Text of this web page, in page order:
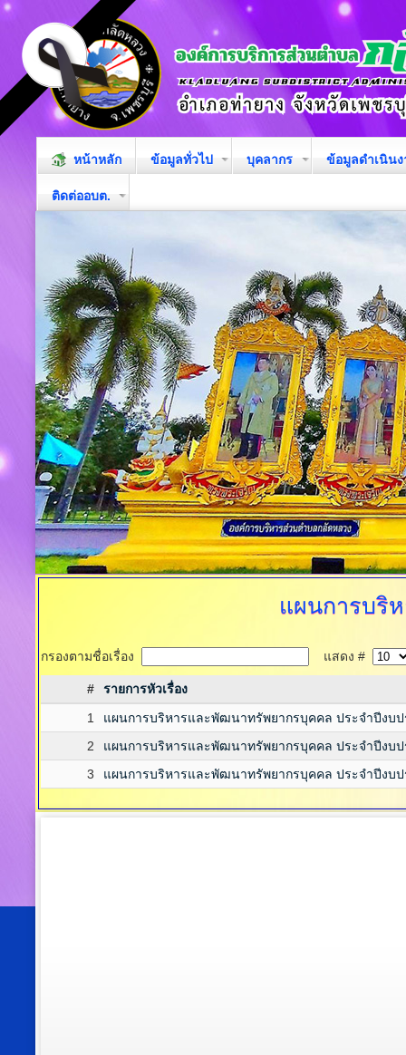
หน้าหลัก ข้อมูลทั่วไป บุคลากร ข้อมูลดำเนิน
ติดต่ออบต.
แผนการบริ
กรองตามชื่อเรื่อง แสดง #
#
รายการหัวเรื่อง
1
แผนการบริหารและพัฒนาทรัพยากรบุคคล ประจำปีงบ
2
แผนการบริหารและพัฒนาทรัพยากรบุคคล ประจำปีง
3
แผนการบริหารและพัฒนาทรัพยากรบุคคล ประจำปีงบ